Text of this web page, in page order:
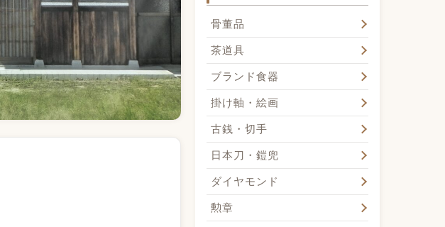
骨董品
茶道具
ブランド食器
掛け軸・絵画
古銭・切手
日本刀・鎧兜
ダイヤモンド
勲章